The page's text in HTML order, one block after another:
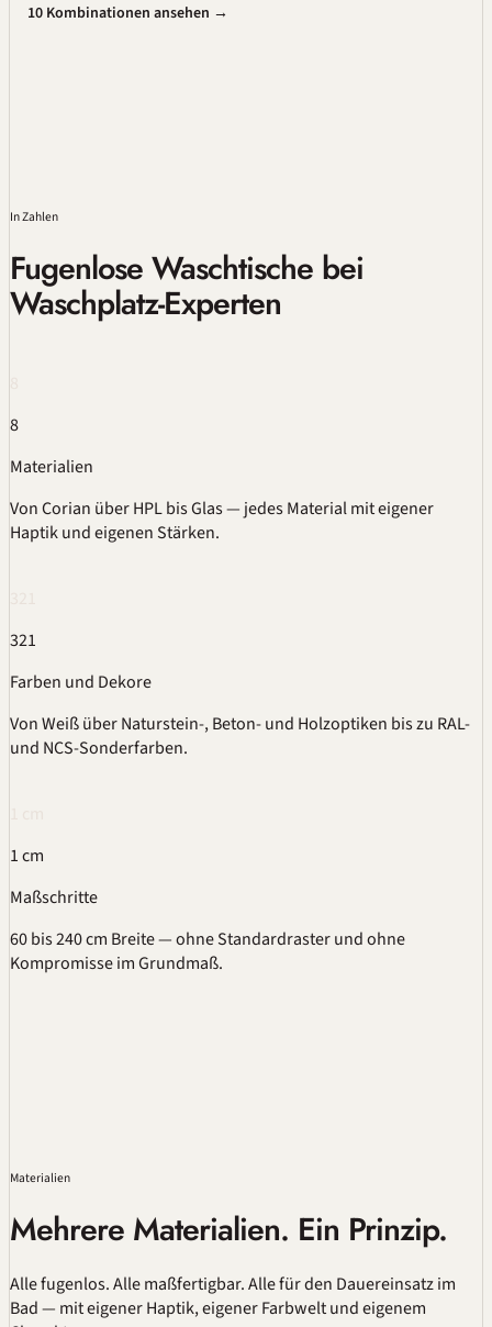
10 Kombinationen ansehen →
In Zahlen
Fugenlose Waschtische bei
Waschplatz-Experten
8
Materialien
VonCorian überHPLbis Glas — jedes Material mit eigener
Haptik und eigenen Stärken.
321
Farben und Dekore
Von Weiß über Naturstein-, Beton- und Holzoptiken bis zu RAL-
und NCS-Sonderfarben.
1 cm
Maßschritte
60 bis 240 cm Breite — ohne Standardraster und ohne
Kompromisse im Grundmaß.
Materialien
Mehrere Materialien. Ein Prinzip.
Allefugenlos. Alle maßfertigbar. Alle für den Dauereinsatz im
Bad — mit eigener Haptik, eigener Farbwelt und eigenem